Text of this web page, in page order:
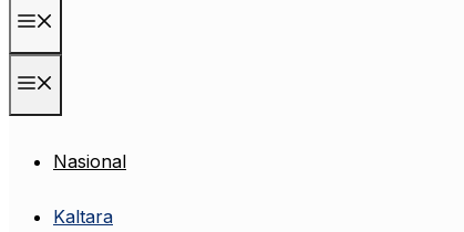
Nasional
Kaltara